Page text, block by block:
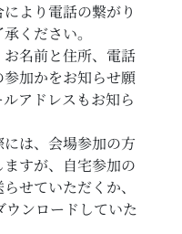
より電話の繋がり
ください。
名前と住所、電話
加かをお知らせ願
アドレスもお知ら
は、会場参加の方
すが、自宅参加の
せていただくか、
ンロードしていた